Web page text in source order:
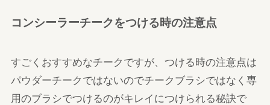
コンシーラーチークをつける時の注意点
すごくおすすめなチークですが、つける時の注意点は
パウダーチークではないのでチークブラシではなく専
用のブラシでつけるのがキレイにつけられる秘訣で